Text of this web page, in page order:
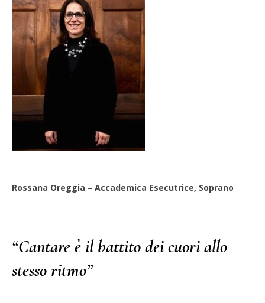
Rossana Oreggia – Accademica Esecutrice, Soprano
“Cantare è il battito dei cuori allo
stesso ritmo”